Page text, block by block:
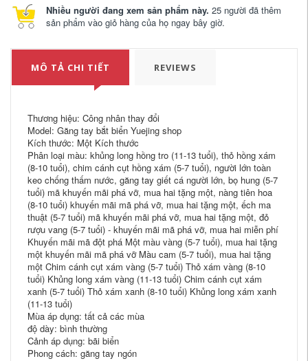
Nhiều người đang xem sản phẩm này. 25 người đã thêm
sản phẩm vào giỏ hàng của họ ngay bây giờ.
MÔ TẢ CHI TIẾT REVIEWS
Thương hiệu: Công nhân thay đổi
Model: Găng tay bắt biển Yuejing shop
Kích thước: Một Kích thước
Phân loại màu: khủng long hồng tro (11-13 tuổi), thỏ hồng xám
(8-10 tuổi), chim cánh cụt hồng xám (5-7 tuổi), người lớn toàn
keo chống thấm nước, găng tay giết cá người lớn, bọ hung (5-7
tuổi) mã khuyến mãi phá vỡ, mua hai tặng một, nàng tiên hoa
(8-10 tuổi) khuyến mãi mã phá vỡ, mua hai tặng một, ếch ma
thuật (5-7 tuổi) mã khuyến mãi phá vỡ, mua hai tặng một, đỏ
rượu vang (5-7 tuổi) - khuyến mãi mã phá vỡ, mua hai miễn phí
Khuyến mãi mã đột phá Một màu vàng (5-7 tuổi), mua hai tặng
một khuyến mãi mã phá vỡ Màu cam (5-7 tuổi), mua hai tặng
một Chim cánh cụt xám vàng (5-7 tuổi) Thỏ xám vàng (8-10
tuổi) Khủng long xám vàng (11-13 tuổi) Chim cánh cụt xám
xanh (5-7 tuổi) Thỏ xám xanh (8-10 tuổi) Khủng long xám xanh
(11-13 tuổi)
Mùa áp dụng: tất cả các mùa
độ dày: bình thường
Cảnh áp dụng: bãi biển
Phong cách: găng tay ngón